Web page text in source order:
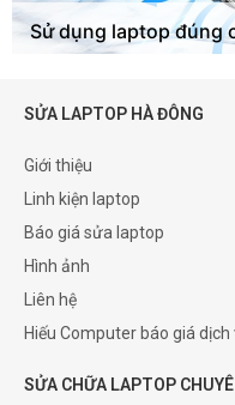
Sử dụng laptop đúng
SỬA LAPTOP HÀ ĐÔNG
Giới thiệu
Linh kiện laptop
Báo giá sửa laptop
Hình ảnh
Liên hệ
Hiếu Computer báo giá
SỬA CHỮA LAPTOP